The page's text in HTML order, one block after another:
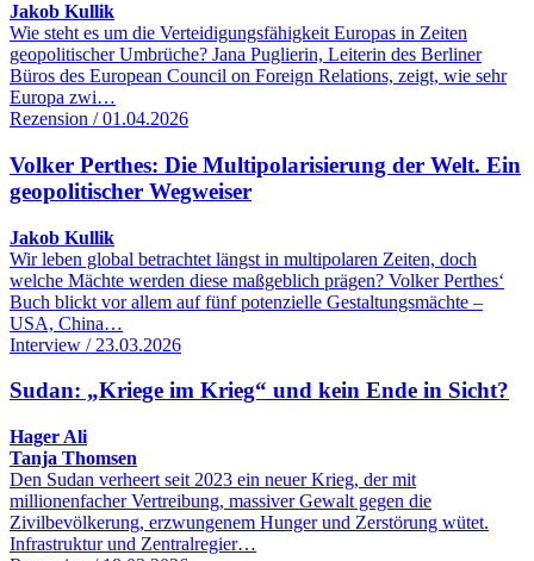
Jakob Kullik
Wie steht es um die Verteidigungsfähigkeit Europas in Zeiten
geopolitischer Umbrüche? Jana Puglierin, Leiterin des Berliner
Büros des European Council on Foreign Relations, zeigt, wie sehr
Europa zwi…
Rezension / 01.04.2026
Volker Perthes: Die Multipolarisierung der Welt. Ein
geopolitischer Wegweiser
Jakob Kullik
Wir leben global betrachtet längst in multipolaren Zeiten, doch
welche Mächte werden diese maßgeblich prägen? Volker Perthes‘
Buch blickt vor allem auf fünf potenzielle Gestaltungsmächte –
USA, China…
Interview / 23.03.2026
Sudan: „Kriege im Krieg“ und kein Ende in Sicht?
Hager Ali
Tanja Thomsen
Den Sudan verheert seit 2023 ein neuer Krieg, der mit
millionenfacher Vertreibung, massiver Gewalt gegen die
Zivilbevölkerung, erzwungenem Hunger und Zerstörung wütet.
Infrastruktur und Zentralregier…